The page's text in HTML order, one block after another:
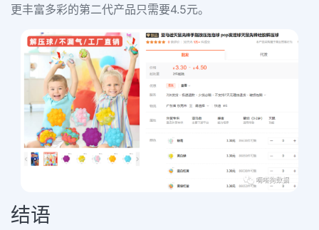
更丰富多彩的第二代产品只需要4.5元。
结语